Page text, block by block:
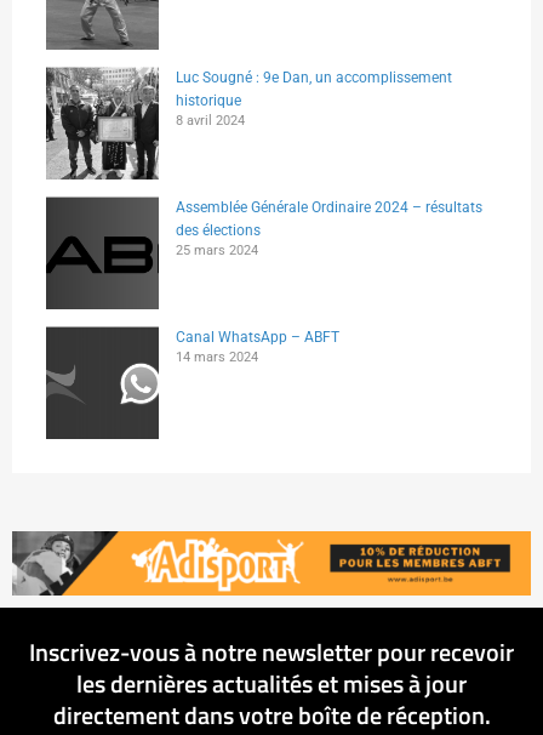
Luc Sougné : 9e Dan, un accomplissement
historique
8 avril 2024
Assemblée Générale Ordinaire 2024 – résultats
des élections
25 mars 2024
Canal WhatsApp – ABFT
14 mars 2024
Inscrivez-vous à notre newsletter pour recevoir
les dernières actualités et mises à jour
directement dans votre boîte de réception.